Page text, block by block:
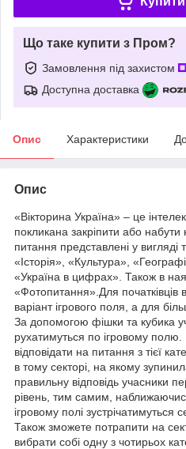
Що таке купити з Пром?
Замовлення під захистом
Доступна доставка
Опис Характеристики
Опис
«Вікторина Україна» – це
покликана закріпити або набути
питання представлені у вигляді
«Історія», «Культура»,
«Україна в цифрах». Також в
«Фотопитання».Для початківців
варіант ігрового поля, а для
За допомогою фішки та кубика
рухатимуться по ігровому
відповідати на питання з тієї
в тому секторі, на якому
правильну відповідь учасники
рівень, тим самим,
ігровому полі зустрічатимуться
Також зможете потрапити на
вибрати собі одну з чотирьох